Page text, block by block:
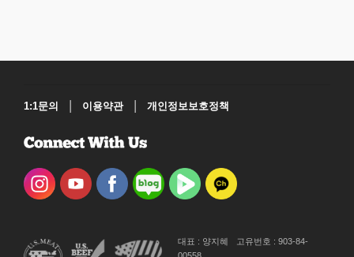
1:1문의 | 이용약관 | 개인정보보호정책
대표 : 양지혜
고유번호 : 903-84-